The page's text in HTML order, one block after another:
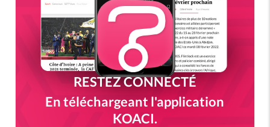
RESTEZ CONNECTÉ
En téléchargeant l'application
KOACI.